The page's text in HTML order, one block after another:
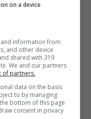
Mi hanno fatto
dovuto
colpa sua. Io
e non ci sono
Chiara.
voluta andare
on a device
information from
and other device
shared with 319
We and our partners
of partners.
data on the basis
to by managing
bottom of this page
consent in privacy